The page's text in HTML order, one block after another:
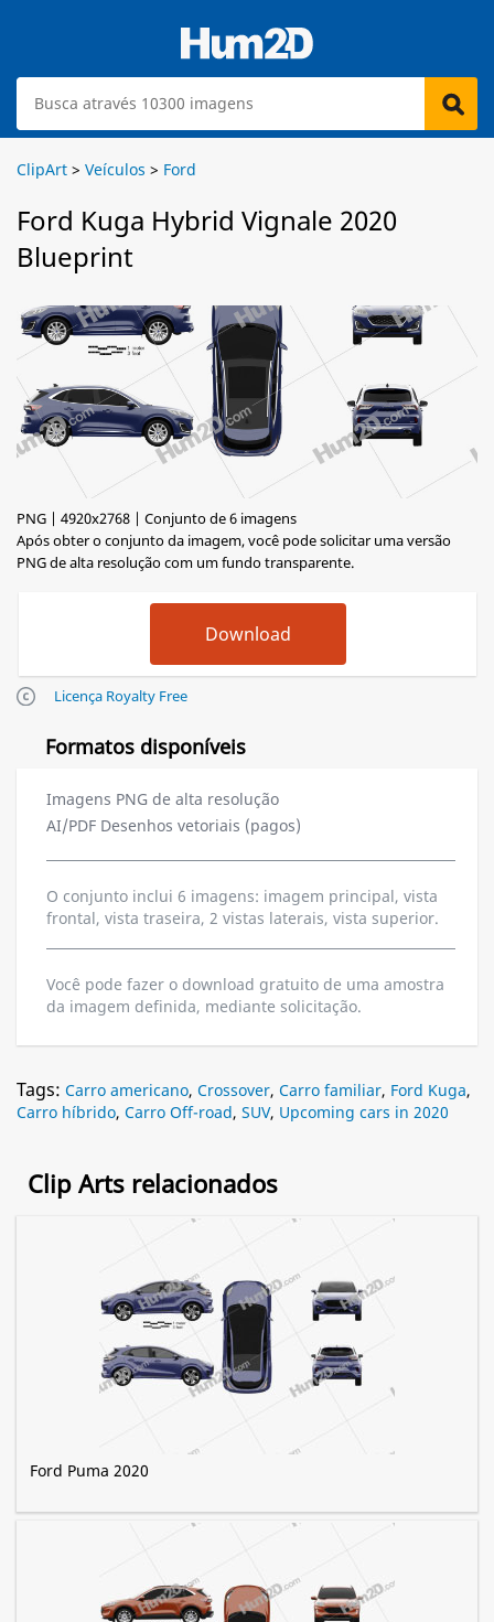
ClipArt > Veículos > Ford
Ford Kuga Hybrid Vignale 2020
Blueprint
PNG | 4920x2768 | Conjunto de 6 imagens
Após obter o conjunto da imagem, você pode solicitar uma versão
PNG de alta resolução com um fundo transparente.
Licença Royalty Free
Formatos disponíveis
Imagens PNG de alta resolução
AI/PDF Desenhos vetoriais (pagos)
O conjunto inclui 6 imagens: imagem principal, vista
frontal, vista traseira, 2 vistas laterais, vista superior.
Você pode fazer o download gratuito de uma amostra
da imagem definida, mediante solicitação.
Tags: Carro americano, Crossover, Carro familiar, Ford Kuga,
Carro híbrido, Carro Off-road, SUV, Upcoming cars in 2020
Clip Arts relacionados
Ford Puma 2020